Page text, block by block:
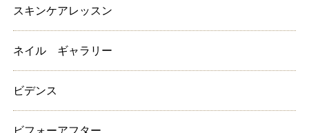
スキンケアレッスン
ネイル ギャラリー
ビデンス